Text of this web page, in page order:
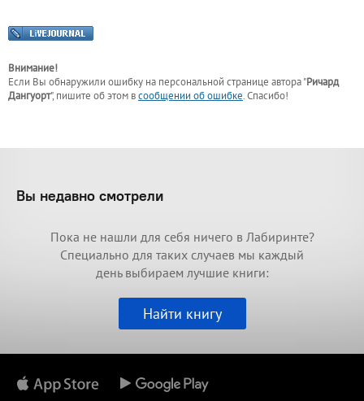
Внимание!
Если Вы обнаружили ошибку на персональной странице автора "Ричард
Дангуорт", пишите об этом всообщении об ошибке. Спасибо!
Вы недавно смотрели
Пока не нашли для себя ничего в Лабиринте?
Специально для таких случаев мы каждый
день выбираем лучшие книги:
Найти книгу